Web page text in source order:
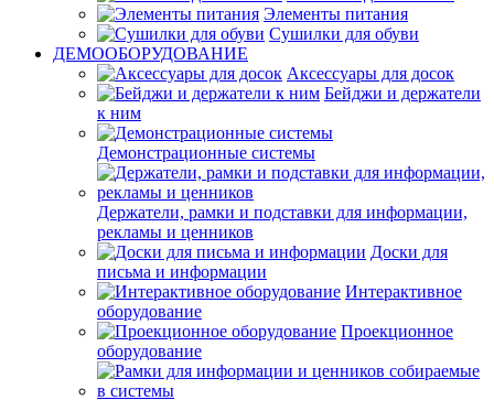
Элементы питания
Сушилки для обуви
ДЕМООБОРУДОВАНИЕ
Аксессуары для досок
Бейджи и держатели
к ним
Демонстрационные системы
Держатели, рамки и подставки для информации,
рекламы и ценников
Доски для
письма и информации
Интерактивное
оборудование
Проекционное
оборудование